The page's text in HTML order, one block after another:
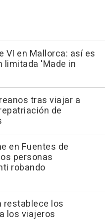
VI en Mallorca: así es
limitada 'Made in
tras viajar a
de
en Fuentes de
personas
robando
restablece los
los viajeros